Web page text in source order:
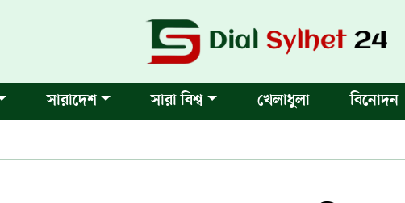
সারাদেশ সারা বিশ্ব খেলাধুলা বিনোদন